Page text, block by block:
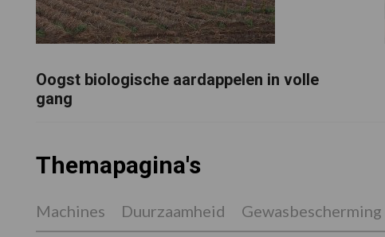
Oogst biologische aardappelen in volle
gang
Themapagina's
Machines Duurzaamheid Gewasbescherming